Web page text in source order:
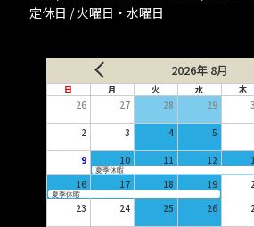
定休日 / 火曜日・水曜日
2026年 8月
日 月 火 水 木
26 27 28 29
2 3 4 5
9 10 11 12
夏季休暇
16 17 18 19
夏季休暇
23 24 25 26